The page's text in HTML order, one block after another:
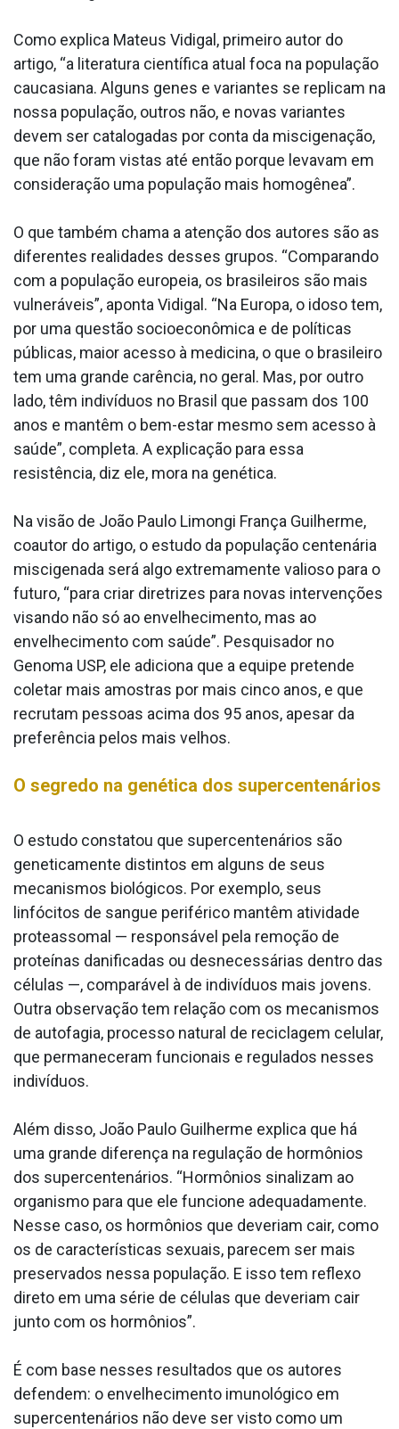
Como explica Mateus Vidigal, primeiro autor do
artigo, “a literatura científica atual foca na população
caucasiana. Alguns genes e variantes se replicam na
nossa população, outros não, e novas variantes
devem ser catalogadas por conta da miscigenação,
que não foram vistas até então porque levavam em
consideração uma população mais homogênea”.
O que também chama a atenção dos autores são as
diferentes realidades desses grupos. “Comparando
com a população europeia, os brasileiros são mais
vulneráveis”, aponta Vidigal. “Na Europa, o idoso tem,
por uma questão socioeconômica e de políticas
públicas, maior acesso à medicina, o que o brasileiro
tem uma grande carência, no geral. Mas, por outro
lado, têm indivíduos no Brasil que passam dos 100
anos e mantêm o bem-estar mesmo sem acesso à
saúde”, completa. A explicação para essa
resistência, diz ele, mora na genética.
Na visão de João Paulo Limongi França Guilherme,
coautor do artigo, o estudo da população centenária
miscigenada será algo extremamente valioso para o
futuro, “para criar diretrizes para novas intervenções
visando não só ao envelhecimento, mas ao
envelhecimento com saúde”. Pesquisador no
Genoma USP, ele adiciona que a equipe pretende
coletar mais amostras por mais cinco anos, e que
recrutam pessoas acima dos 95 anos, apesar da
preferência pelos mais velhos.
O segredo na genética dos supercentenários
O estudo constatou que supercentenários são
geneticamente distintos em alguns de seus
mecanismos biológicos. Por exemplo, seus
linfócitos de sangue periférico mantêm atividade
proteassomal — responsável pela remoção de
proteínas danificadas ou desnecessárias dentro das
células —, comparável à de indivíduos mais jovens.
Outra observação tem relação com os mecanismos
de autofagia, processo natural de reciclagem celular,
que permaneceram funcionais e regulados nesses
indivíduos.
Além disso, João Paulo Guilherme explica que há
uma grande diferença na regulação de hormônios
dos supercentenários. “Hormônios sinalizam ao
organismo para que ele funcione adequadamente.
Nesse caso, os hormônios que deveriam cair, como
os de características sexuais, parecem ser mais
preservados nessa população. E isso tem reflexo
direto em uma série de células que deveriam cair
junto com os hormônios”.
É com base nesses resultados que os autores
defendem: o envelhecimento imunológico em
supercentenários não deve ser visto como um